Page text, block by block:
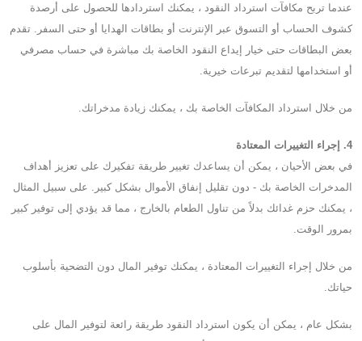
عندما تربح مكافآت استرداد النقود ، يمكنك استردادها للحصول على أرصدة
كشوف الحساب أو التسوق عبر الإنترنت أو بطاقات الهدايا أو حتى السفر. تقدم
بعض البطاقات حتى خيار إيداع النقود الخاصة بك مباشرة في حساب مصرفي
أو استخدامها لتقديم تبرعات خيرية.
من خلال استرداد المكافآت الخاصة بك ، يمكنك زيادة مدخراتك.
4. إجراء التغييرات المعتادة
في بعض الأحيان ، يمكن أن يساعدك تغيير طريقة تفكيرك على تعزيز أهداف
المدخرات الخاصة بك - دون تقليل إنفاق الأموال بشكل كبير. على سبيل المثال
، يمكنك حزم غدائك بدلاً من تناول الطعام بالخارج ، مما قد يؤدي إلى توفير كبير
بمرور الوقت.
من خلال إجراء التغييرات المعتادة ، يمكنك توفير المال دون التضحية بأسلوب
حياتك.
بشكل عام ، يمكن أن يكون استرداد النقود طريقة رائعة لتوفير المال على